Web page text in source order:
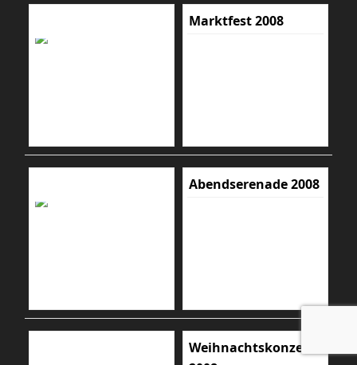
Marktfest 2008
Abendserenade 2008
Weihnachtskonzert